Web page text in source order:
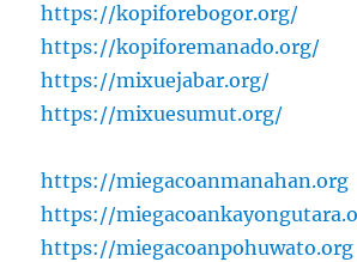
https://kopiforebogor.org/
https://kopiforemanado.org/
https://mixuejabar.org/
https://mixuesumut.org/
https://miegacoanmanahan.org
https://
https://miegacoanpohuwato.org